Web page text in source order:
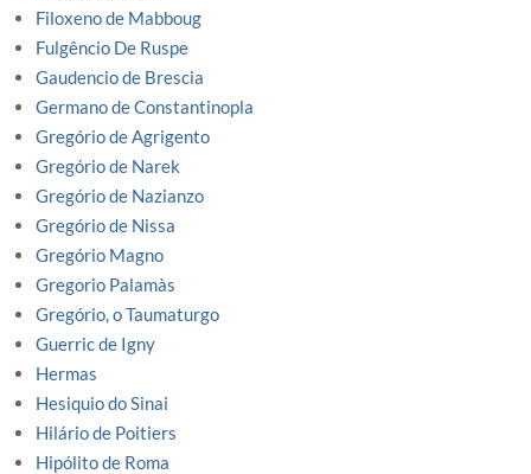
Filoxeno de Mabboug
Fulgêncio De Ruspe
Gaudencio de Brescia
Germano de Constantinopla
Gregório de Agrigento
Gregório de Narek
Gregório de Nazianzo
Gregório de Nissa
Gregório Magno
Gregorio Palamàs
Gregório, o Taumaturgo
Guerric de Igny
Hermas
Hesiquio do Sinai
Hilário de Poitiers
Hipólito de Roma